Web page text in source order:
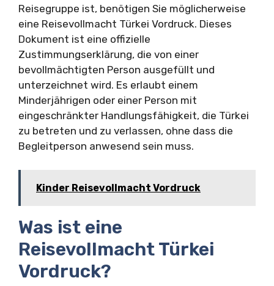
Reisegruppe ist, benötigen Sie möglicherweise
eine Reisevollmacht Türkei Vordruck. Dieses
Dokument ist eine offizielle
Zustimmungserklärung, die von einer
bevollmächtigten Person ausgefüllt und
unterzeichnet wird. Es erlaubt einem
Minderjährigen oder einer Person mit
eingeschränkter Handlungsfähigkeit, die Türkei
zu betreten und zu verlassen, ohne dass die
Begleitperson anwesend sein muss.
Kinder Reisevollmacht Vordruck
Was ist eine
Reisevollmacht Türkei
Vordruck?